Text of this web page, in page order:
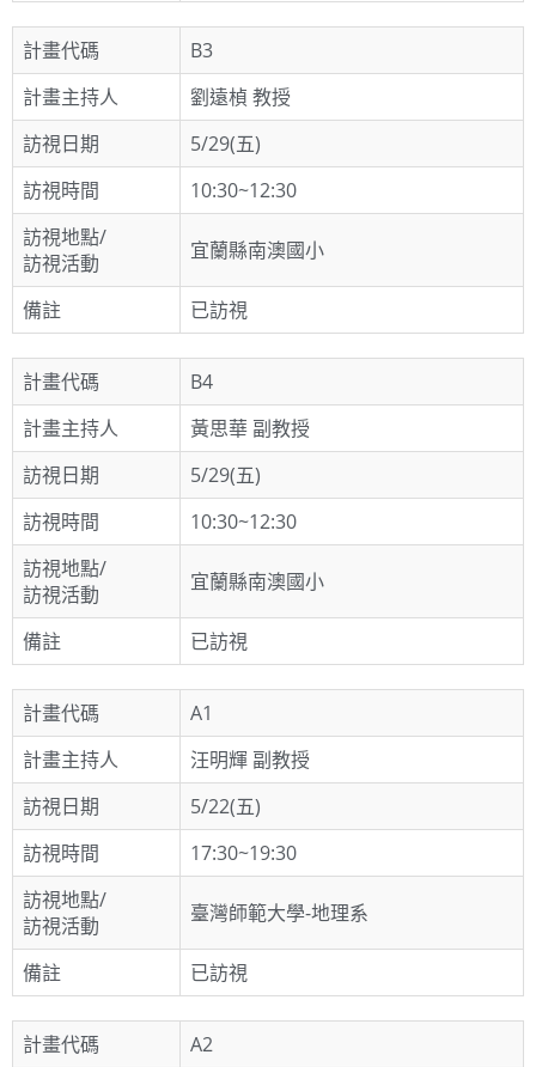
計畫代碼
B3
計畫主持人
劉遠楨 教授
訪視日期
5/29(五)
訪視時間
10:30~12:30
訪視地點/
訪視活動
宜蘭縣南澳國小
備註 已訪視
計畫代碼
B4
計畫主持人
黃思華 副教授
訪視日期
5/29(五)
訪視時間
10:30~12:30
訪視地點/
訪視活動
宜蘭縣南澳國小
備註 已訪視
計畫代碼
A1
計畫主持人
汪明輝 副教授
訪視日期
5/22(五)
訪視時間
17:30~19:30
訪視地點/
訪視活動
臺灣師範大學-地理系
備註 已訪視
計畫代碼
A2